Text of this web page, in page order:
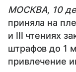
МОСКВА, 10
приняла на
и III чтениях
штрафов до 1
привлечение